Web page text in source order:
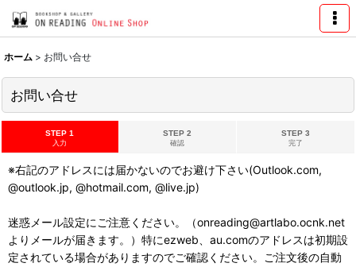
ホーム > お問い合せ
お問い合せ
STEP 1
入力
STEP 2
確認
STEP 3
完了
※右記のアドレスには届かないのでお避け下さい(Outlook.com,
@outlook.jp, @hotmail.com, @live.jp)
迷惑メール設定にご注意ください。（onreading@artlabo.ocnk.net
よりメールが届きます。）特にezweb、au.comのアドレスは初期設
定されている場合がありますのでご確認ください。ご注文後の自動